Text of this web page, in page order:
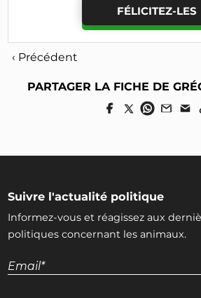
FÉLICITEZ-LES
‹ Précédent
PARTAGER LA FICHE DE
Suivre l'actualité politique
Informez-vous et réagissez aux
politiques concernant les animaux.